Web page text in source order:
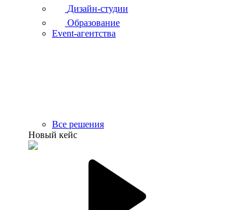
Дизайн-студии
Образование
Event-агентства
Все решения
Новый кейс